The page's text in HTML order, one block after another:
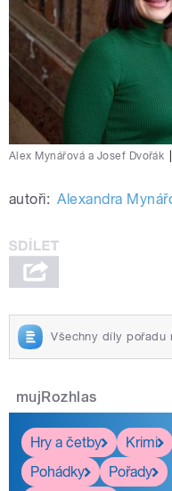
Alex Mynářová a Josef Dvořák
autoři: Alexandra
Všechny díly pořadu
mujRozhlas
Hry a četby
Krimi
Pohádky
Pořady